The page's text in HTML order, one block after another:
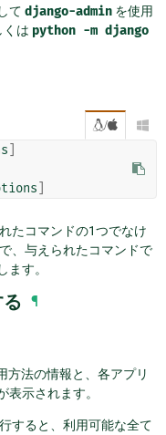
て django-admin を使用
くは python -m django
/ 
たコマンドの1つでなけ
、与えられたコマンドで
ます。
¶
方法の情報と、各アプリ
示されます。
すると、利用可能な全て